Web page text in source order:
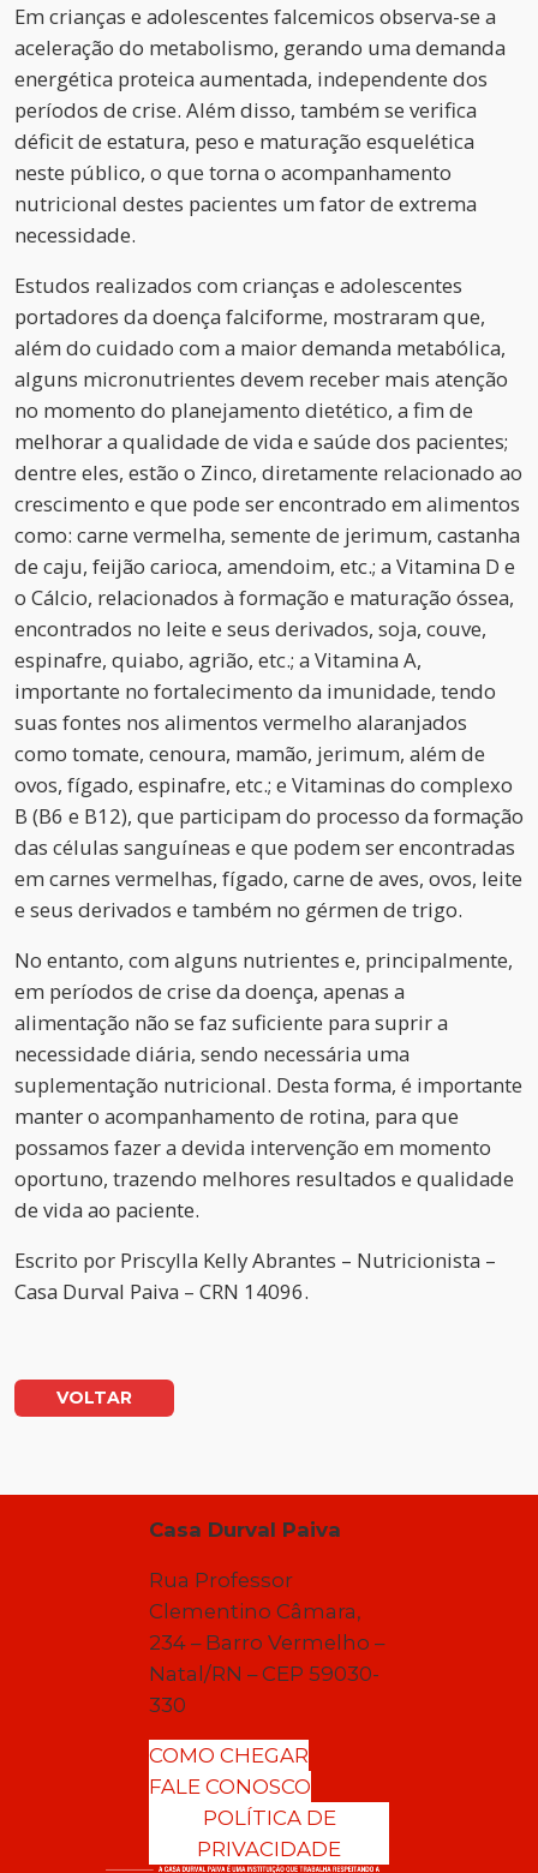
Em crianças e adolescentes falcemicos observa-se a
aceleração do metabolismo, gerando uma demanda
energética proteica aumentada, independente dos
períodos de crise. Além disso, também se verifica
déficit de estatura, peso e maturação esquelética
neste público, o que torna o acompanhamento
nutricional destes pacientes um fator de extrema
necessidade.
Estudos realizados com crianças e adolescentes
portadores da doença falciforme, mostraram que,
além do cuidado com a maior demanda metabólica,
alguns micronutrientes devem receber mais atenção
no momento do planejamento dietético, a fim de
melhorar a qualidade de vida e saúde dos pacientes;
dentre eles, estão o Zinco, diretamente relacionado ao
crescimento e que pode ser encontrado em alimentos
como: carne vermelha, semente de jerimum, castanha
de caju, feijão carioca, amendoim, etc.; a Vitamina D e
o Cálcio, relacionados à formação e maturação óssea,
encontrados no leite e seus derivados, soja, couve,
espinafre, quiabo, agrião, etc.; a Vitamina A,
importante no fortalecimento da imunidade, tendo
suas fontes nos alimentos vermelho alaranjados
como tomate, cenoura, mamão, jerimum, além de
ovos, fígado, espinafre, etc.; e Vitaminas do complexo
B (B6 e B12), que participam do processo da formação
das células sanguíneas e que podem ser encontradas
em carnes vermelhas, fígado, carne de aves, ovos, leite
e seus derivados e também no gérmen de trigo.
No entanto, com alguns nutrientes e, principalmente,
em períodos de crise da doença, apenas a
alimentação não se faz suficiente para suprir a
necessidade diária, sendo necessária uma
suplementação nutricional. Desta forma, é importante
manter o acompanhamento de rotina, para que
possamos fazer a devida intervenção em momento
oportuno, trazendo melhores resultados e qualidade
de vida ao paciente.
Escrito por Priscylla Kelly Abrantes – Nutricionista –
Casa Durval Paiva – CRN 14096.
VOLTAR
Casa Durval Paiva
Rua Professor
Clementino Câmara,
234 – Barro Vermelho –
Natal/RN – CEP 59030-
330
COMO CHEGAR
FALE CONOSCO
POLÍTICA DE
PRIVACIDADE